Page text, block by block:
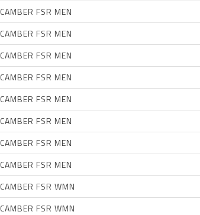
CAMBER FSR MEN
CAMBER FSR MEN
CAMBER FSR MEN
CAMBER FSR MEN
CAMBER FSR MEN
CAMBER FSR MEN
CAMBER FSR MEN
CAMBER FSR MEN
CAMBER FSR WMN
CAMBER FSR WMN